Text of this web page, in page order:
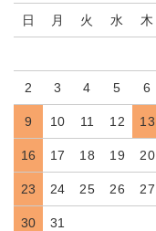
日 月 火 水 木
2 3 4 5 6
9 10 11 12 13
16 17 18 19 20
23 24 25 26 27
30 31